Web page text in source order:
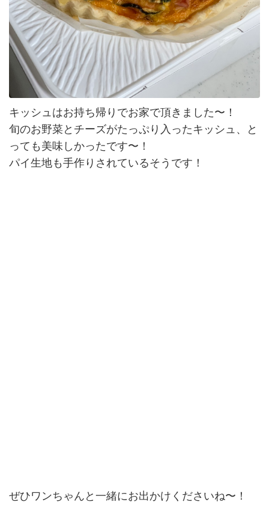
キッシュはお持ち帰りでお家で頂きました〜！
旬のお野菜とチーズがたっぷり入ったキッシュ、と
っても美味しかったです〜！
パイ生地も手作りされているそうです！
ぜひワンちゃんと一緒にお出かけくださいね〜！